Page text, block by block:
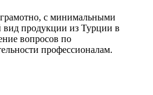
с минимальными
вид продукции из Турции в
вопросов по
профессионалам.